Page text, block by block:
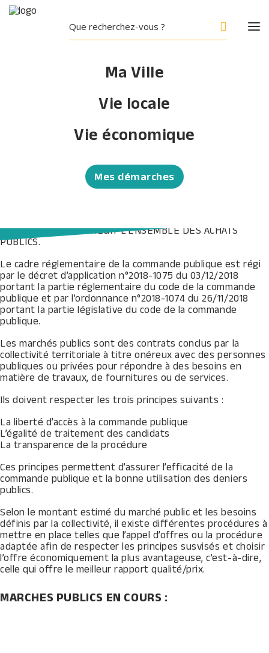
Ma Ville
Vie locale
Vie économique
Mes démarches
Marchés publics
publics
CETTE PROCÉDURE RÉGIT L’ENSEMBLE DES ACHATS
PUBLICS.
Le cadre réglementaire de la commande publique est régi
par le décret d’application n°2018-1075 du 03/12/2018
portant la partie réglementaire du code de la commande
publique et par l’ordonnance n°2018-1074 du 26/11/2018
portant la partie législative du code de la commande
publique.
Les marchés publics sont des contrats conclus par la
collectivité territoriale à titre onéreux avec des personnes
publiques ou privées pour répondre à des besoins en
matière de travaux, de fournitures ou de services.
Ils doivent respecter les trois principes suivants :
La liberté d’accès à la commande publique
L’égalité de traitement des candidats
La transparence de la procédure
Ces principes permettent d’assurer l’efficacité de la
commande publique et la bonne utilisation des deniers
publics.
Selon le montant estimé du marché public et les besoins
définis par la collectivité, il existe différentes procédures à
mettre en place telles que l’appel d’offres ou la procédure
adaptée afin de respecter les principes susvisés et choisir
l’offre économiquement la plus avantageuse, c’est-à-dire,
celle qui offre le meilleur rapport qualité/prix.
MARCHES PUBLICS EN COURS :